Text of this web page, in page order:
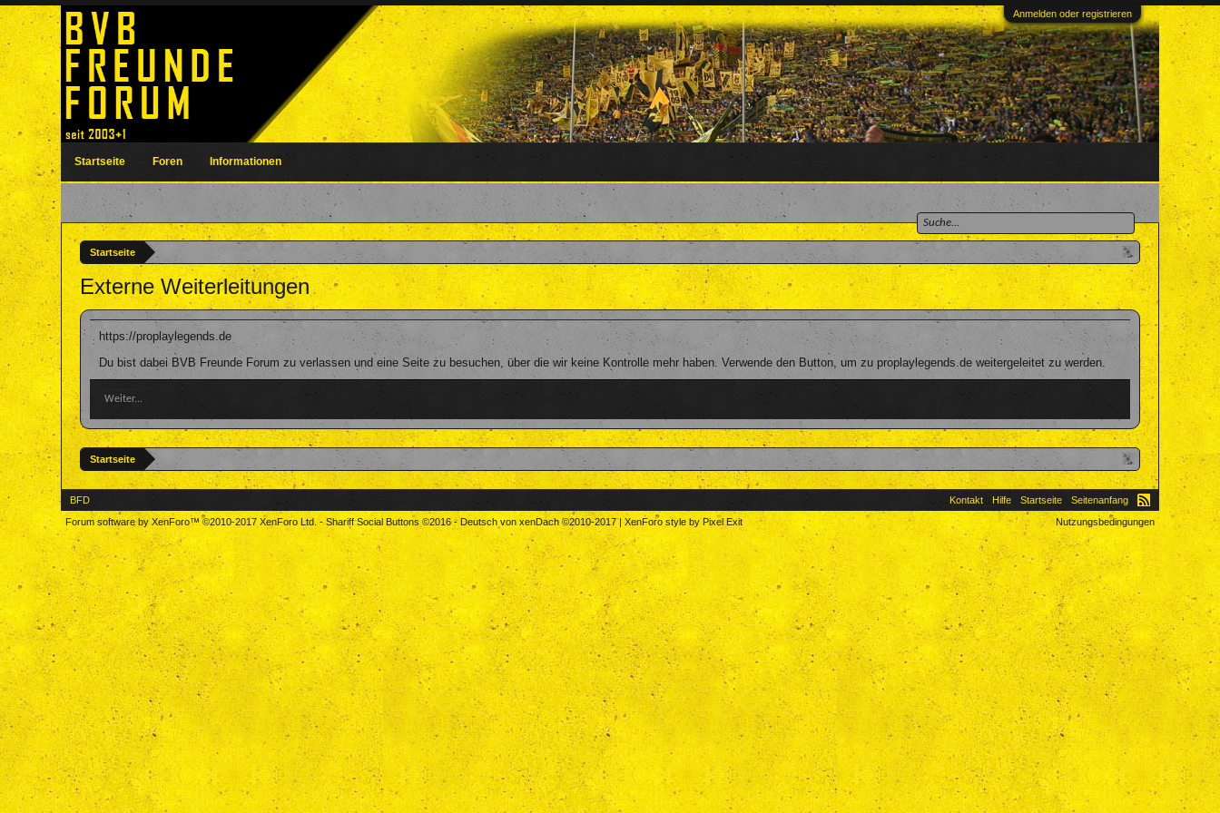
Anmelden oder registrieren
Startseite
Externe Weiterleitungen
https://proplaylegends.de
Du bist dabei BVB Freunde Forum zu verlassen und eine Seite zu besuchen, über die wir keine Kontrolle mehr haben. Verwende den Button, um zu proplaylegends.de weitergeleitet zu werden.
Weiter...
Startseite
Startseite Foren Informationen
BFD Kontakt Hilfe Startseite
Seitenanfang
Nutzungsbedingungen
Forum software by XenForo™©2010-2017 XenForo Ltd. -Shariff Social Buttons©2016-Deutsch von xenDach©2010-2017 | XenForo style by Pixel Exit